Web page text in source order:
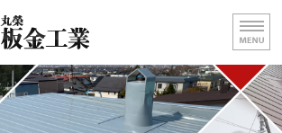
屋根の葺き替え・壁板金工
北海